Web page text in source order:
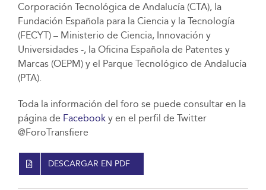
Corporación Tecnológica de Andalucía (CTA), la
Fundación Española para la Ciencia y la Tecnología
(FECYT) – Ministerio de Ciencia, Innovación y
Universidades -, la Oficina Española de Patentes y
Marcas (OEPM) y el Parque Tecnológico de Andalucía
(PTA).
Toda la información del foro se puede consultar en la
página de Facebooky en el perfil de Twitter
@ForoTransfiere
DESCARGAR EN PDF